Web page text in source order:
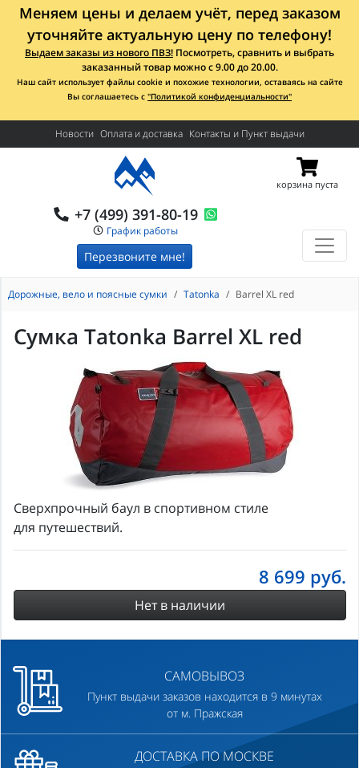
Меняем цены и делаем учёт, перед заказом
уточняйте актуальную цену по телефону!
Выдаем заказы из нового ПВЗ! Посмотреть, сравнить и выбрать
заказанный товар можно с 9.00 до 20.00.
Наш сайт использует файлы cookie и похожие технологии, оставаясь на сайте
Вы соглашаетесь с "Политикой конфиденциальности"
Новости Оплата и доставка Контакты и Пункт выдачи
+7 (499) 391-80-19
График работы
Перезвоните мне!
корзина пуста
Дорожные, вело и поясные сумки Tatonka Barrel XL red
Сумка Tatonka Barrel XL red
Сверхпрочный баул в спортивном стиле
для путешествий.
8 699 руб.
Нет в наличии
САМОВЫВОЗ
Пункт выдачи заказов находится в 9 минутах
от м. Пражская
ДОСТАВКА ПО МОСКВЕ